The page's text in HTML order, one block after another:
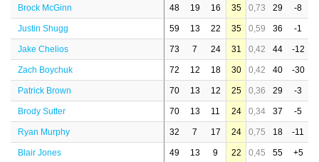
Brock McGinn 48 19 16 35 0,73 29 -8
Justin Shugg 59 13 22 35 0,59 36 -1
Jake Chelios 73 7 24 31 0,42 44 -12
Zach Boychuk 72 12 18 30 0,42 40 -30
Patrick Brown 70 13 12 25 0,36 29 -3
Brody Sutter 70 13 11 24 0,34 37 -5
Ryan Murphy 32 7 17 24 0,75 18 -11
Blair Jones 49 13 9 22 0,45 55 +5